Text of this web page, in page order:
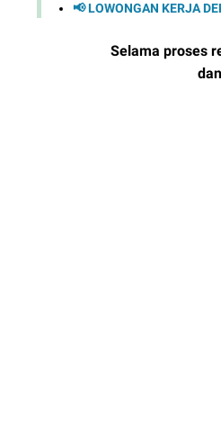
📢 LOWONGAN KERJA
Selama proses